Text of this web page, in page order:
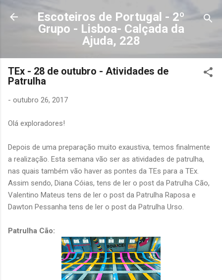
Avançar para o conteúdo principal
Escoteiros de Portugal - 2º
Grupo - Lisboa- Calçada da
Ajuda, 228
TEx - 28 de outubro - Atividades de
Patrulha
- outubro 26, 2017
Olá exploradores!
Depois de uma preparação muito exaustiva, temos finalmente
a realização. Esta semana vão ser as atividades de patrulha,
nas quais também vão haver as pontes da TEs para a TEx.
Assim sendo, Diana Cóias, tens de ler o post da Patrulha Cão,
Valentino Mateus tens de ler o post da Patrulha Raposa e
Dawton Pessanha tens de ler o post da Patrulha Urso.
Patrulha Cão: